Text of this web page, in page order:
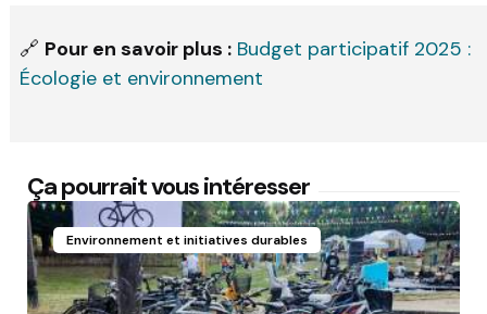
🔗 Pour en savoir plus : Budget participatif 2025 :
Écologie et environnement
Ça pourrait vous intéresser
Environnement et initiatives durables